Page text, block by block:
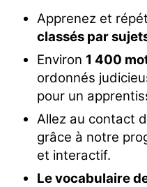
Apprenez et
classés par
Environ 1 400
ordonnés
pour un
Allez au contact
grâce à notre
et interactif.
Le vocabulaire